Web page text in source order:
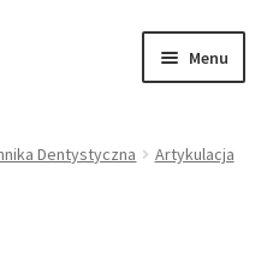
Menu
Dentystyczna
Artykulacja